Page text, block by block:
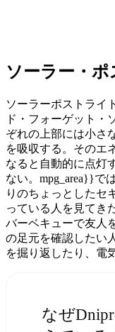
ソーラー・
ソーラーポストライ
ド・フォーゲット・
ぞれの上部には小さ
を吸収する。そのエ
なると自動的に点灯
ない。mpg_area}}で
りのちょっとしたセ
っている人を見てき
バーベキューで友人
の足元を確認したい
を掘り返したり、電
なぜ